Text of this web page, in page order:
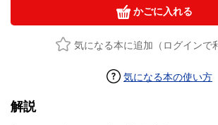
かごに入れる
気になる本に追加（ログインで
気になる本の使い方
解説